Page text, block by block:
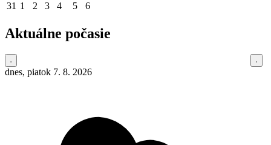
31 1 2 3 4 5 6
Aktuálne počasie
dnes, piatok 7. 8. 2026